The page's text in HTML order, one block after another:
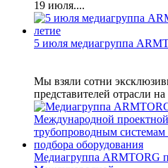
19 июля....
5 июля медиагруппа
Мы взяли сотни
представителей отрасли
Медиагруппа ARMTORG